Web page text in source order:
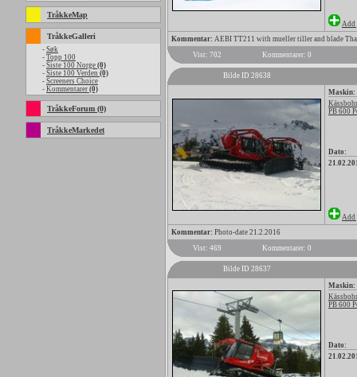
TråkkeMap
TråkkeGalleri
- Søk
- Topp 100
- Siste 100 Norge (0)
- Siste 100 Verden (0)
- Screeners Choice
- Kommentarer (0)
TråkkeForum (0)
TråkkeMarkedet
Add
Kommentar: AEBI TT211 with mueller tiller and blade
Vist: 702
Kommentarer: 0
Bilde ID 28638
Maskin:
PB 600
Dato:
Add
Kommentar: Photo-date 21.2.2016
Vist: 469
Kommentarer: 0
Bilde ID 28637
Maskin:
PB 600
Dato: